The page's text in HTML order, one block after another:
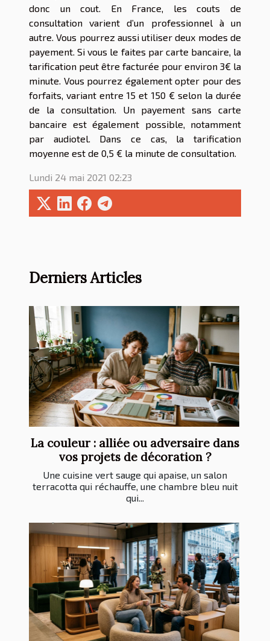
donc un cout. En France, les couts de
consultation varient d’un professionnel à un
autre. Vous pourrez aussi utiliser deux modes de
payement. Si vous le faites par carte bancaire, la
tarification peut être facturée pour environ 3€ la
minute. Vous pourrez également opter pour des
forfaits, variant entre 15 et 150 € selon la durée
de la consultation. Un payement sans carte
bancaire est également possible, notamment
par audiotel. Dans ce cas, la tarification
moyenne est de 0,5 € la minute de consultation.
Lundi 24 mai 2021 02:23
Derniers Articles
La couleur : alliée ou adversaire dans
vos projets de décoration ?
Une cuisine vert sauge qui apaise, un salon
terracotta qui réchauffe, une chambre bleu nuit
qui...